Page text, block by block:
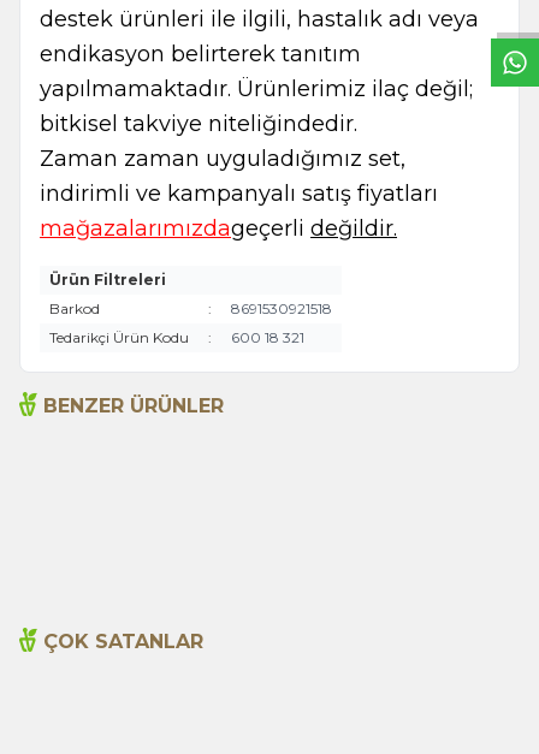
destek ürünleri ile ilgili, hastalık adı veya
endikasyon belirterek tanıtım
yapılmamaktadır. Ürünlerimiz ilaç değil;
bitkisel takviye niteliğindedir.
Zaman zaman uyguladığımız set,
indirimli ve kampanyalı satış fiyatları
mağazalarımızdageçerli değildir.
Ürün Filtreleri
Barkod
:
8691530921518
Tedarikçi Ürün Kodu
: 600 18 321
BENZER ÜRÜNLER
ÇOK SATANLAR